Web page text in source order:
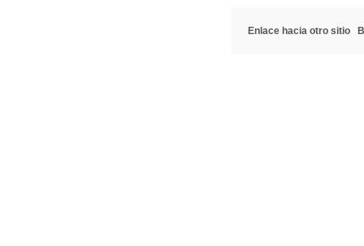
Enlace hacia otro sitio